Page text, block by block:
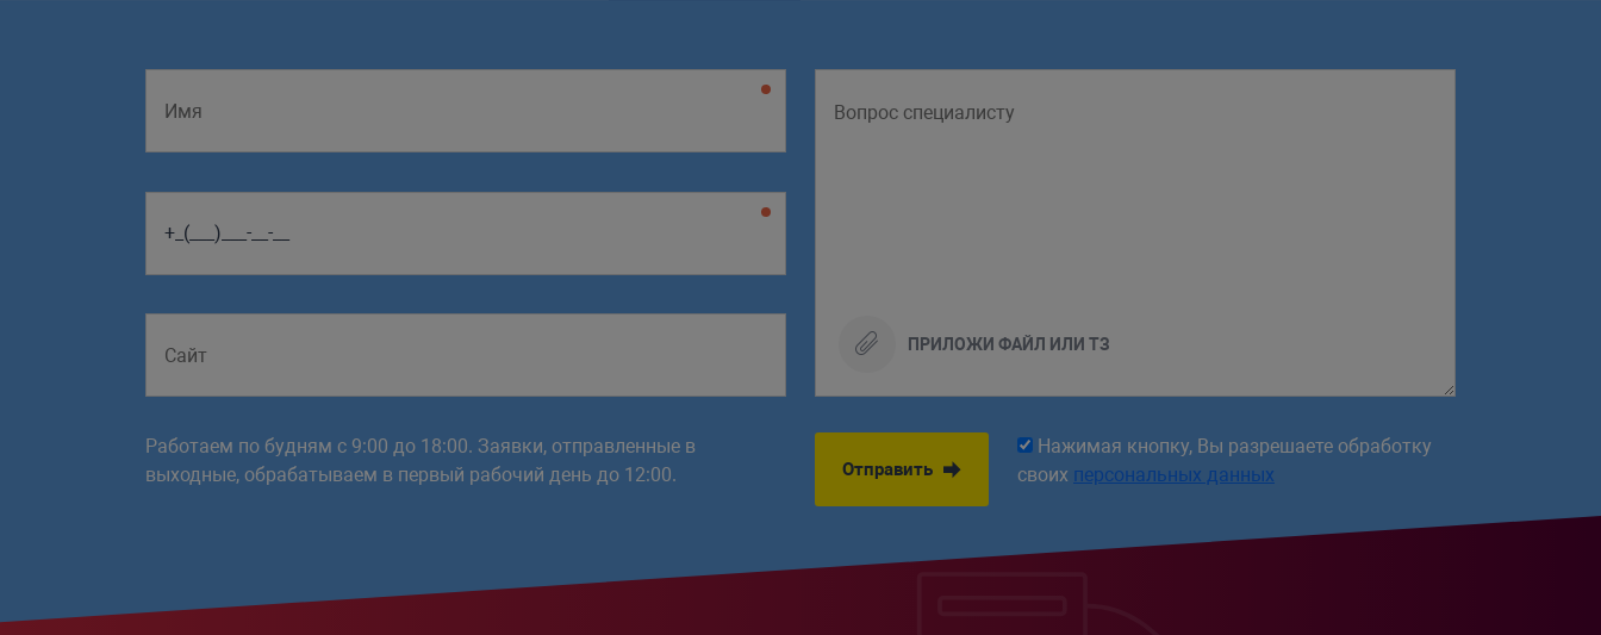
ПРИЛОЖИ ФАЙЛ ИЛИ ТЗ
Работаем по будням с 9:00 до 18:00. Заявки, отправленные в
выходные, обрабатываем в первый рабочий день до 12:00.
Отправить
Нажимая кнопку, Вы разрешаете обработку
своих персональных данных